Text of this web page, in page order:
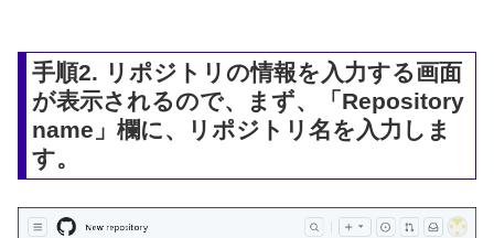
手順2. リポジトリの情報を入力する画面
が表示されるので、まず、「Repository
name」欄に、リポジトリ名を入力しま
す。